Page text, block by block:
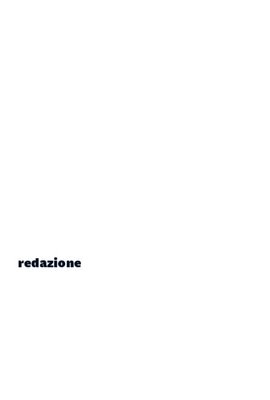
redazione